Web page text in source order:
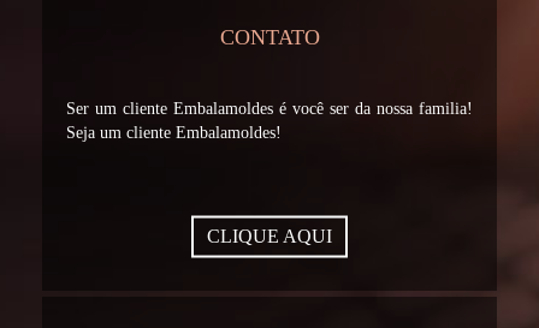
CONTATO
Ser um cliente Embalamoldes é você ser da nossa familia!
Seja um cliente Embalamoldes!
CLIQUE AQUI